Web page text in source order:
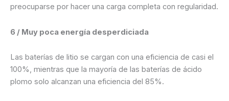
preocuparse por hacer una carga completa con regularidad.
6 / Muy poca energía desperdiciada
Las baterías de litio se cargan con una eficiencia de casi el
100%, mientras que la mayoría de las baterías de ácido
plomo solo alcanzan una eficiencia del 85%.